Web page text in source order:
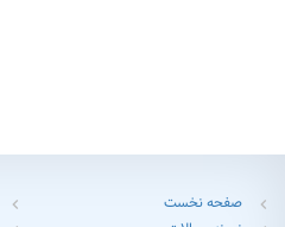
chevron_left صفحه نخست chevron_left